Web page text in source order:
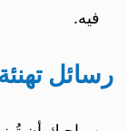
فيه.
رسائل